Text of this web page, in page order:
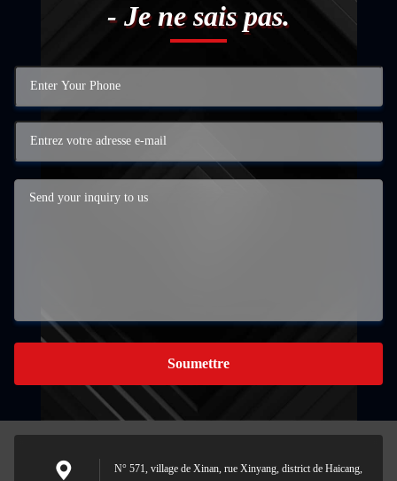
- Je ne sais pas.
Soumettre
N° 571, village de Xinan, rue Xinyang, district de Haicang,